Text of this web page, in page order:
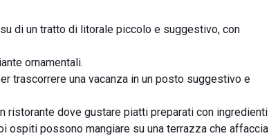
di un tratto di litorale piccolo e suggestivo, con
ornamentali.
trascorrere una vacanza in un posto suggestivo e
dove gustare piatti preparati con ingredienti
ospiti possono mangiare su una terrazza che affaccia